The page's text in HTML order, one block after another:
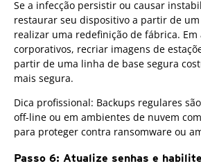
Se a infecção persistir ou causar
restaurar seu dispositivo a partir de
realizar uma redefinição de fábrica. Em
corporativos, recriar imagens de
partir de uma linha de base segura
mais segura.
Dica profissional: Backups regulares
off-line ou em ambientes de nuvem
para proteger contra ransomware ou
Passo 6: Atualize senhas e